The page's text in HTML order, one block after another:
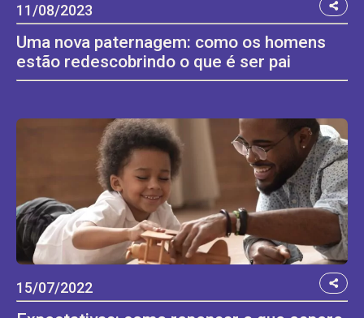
11/08/2023
Uma nova paternagem: como os homens
estão redescobrindo o que é ser pai
15/07/2022